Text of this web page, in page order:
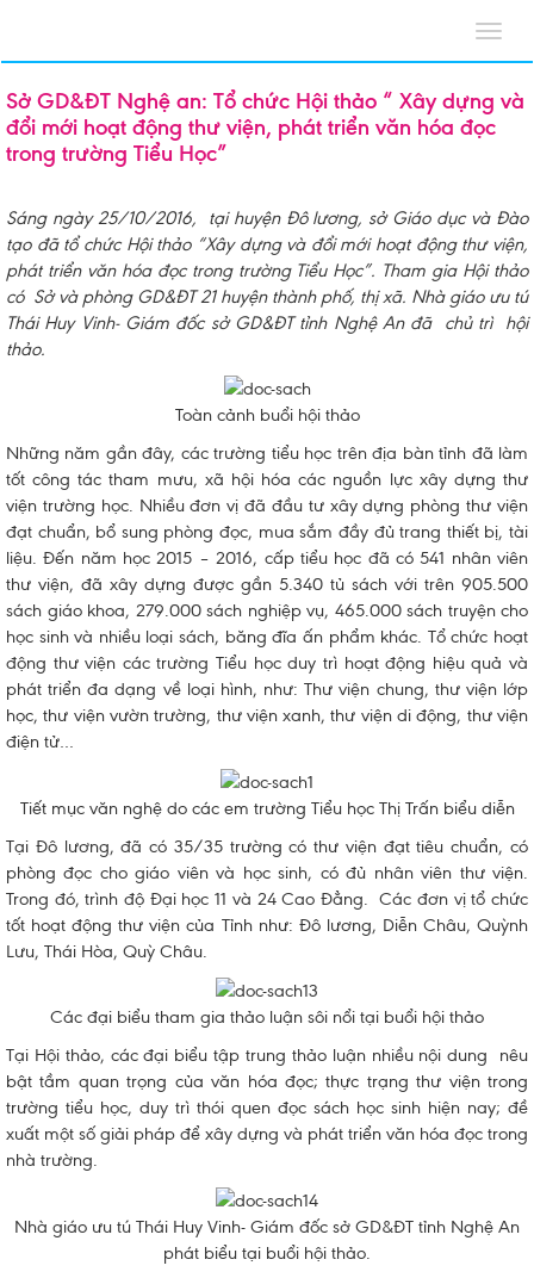
Sở GD&ĐT Nghệ an: Tổ chức Hội thảo “ Xây dựng và
đổi mới hoạt động thư viện, phát triển văn hóa đọc
trong trường Tiểu Học”
Sáng ngày 25/10/2016, tại huyện Đô lương, sở Giáo dục và Đào
tạo đã tổ chức Hội thảo “Xây dựng và đổi mới hoạt động thư viện,
phát triển văn hóa đọc trong trường Tiểu Học”. Tham gia Hội thảo
có Sở và phòng GD&ĐT 21 huyện thành phố, thị xã. Nhà giáo ưu tú
Thái Huy Vinh- Giám đốc sở GD&ĐT tỉnh Nghệ An đã chủ trì hội
thảo.
Toàn cảnh buổi hội thảo
Những năm gần đây, các trường tiểu học trên địa bàn tỉnh đã làm
tốt công tác tham mưu, xã hội hóa các nguồn lực xây dựng thư
viện trường học. Nhiều đơn vị đã đầu tư xây dựng phòng thư viện
đạt chuẩn, bổ sung phòng đọc, mua sắm đầy đủ trang thiết bị, tài
liệu. Đến năm học 2015 – 2016, cấp tiểu học đã có 541 nhân viên
thư viện, đã xây dựng được gần 5.340 tủ sách với trên 905.500
sách giáo khoa, 279.000 sách nghiệp vụ, 465.000 sách truyện cho
học sinh và nhiều loại sách, băng đĩa ấn phẩm khác. Tổ chức hoạt
động thư viện các trường Tiểu học duy trì hoạt động hiệu quả và
phát triển đa dạng về loại hình, như: Thư viện chung, thư viện lớp
học, thư viện vườn trường, thư viện xanh, thư viện di động, thư viện
điện tử…
Tiết mục văn nghệ do các em trường Tiểu học Thị Trấn biểu diễn
Tại Đô lương, đã có 35/35 trường có thư viện đạt tiêu chuẩn, có
phòng đọc cho giáo viên và học sinh, có đủ nhân viên thư viện.
Trong đó, trình độ Đại học 11 và 24 Cao Đẳng. Các đơn vị tổ chức
tốt hoạt động thư viện của Tỉnh như: Đô lương, Diễn Châu, Quỳnh
Lưu, Thái Hòa, Quỳ Châu.
Các đại biểu tham gia thảo luận sôi nổi tại buổi hội thảo
Tại Hội thảo, các đại biểu tập trung thảo luận nhiều nội dung nêu
bật tầm quan trọng của văn hóa đọc; thực trạng thư viện trong
trường tiểu học, duy trì thói quen đọc sách học sinh hiện nay; đề
xuất một số giải pháp để xây dựng và phát triển văn hóa đọc trong
nhà trường.
Nhà giáo ưu tú Thái Huy Vinh- Giám đốc sở GD&ĐT tỉnh Nghệ An
phát biểu tại buổi hội thảo.